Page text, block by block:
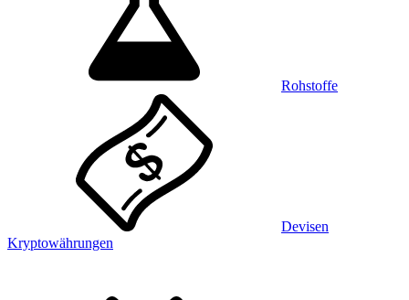
Rohstoffe
Devisen
Kryptowährungen